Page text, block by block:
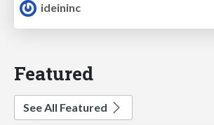
ideininc
Featured
See All Featured